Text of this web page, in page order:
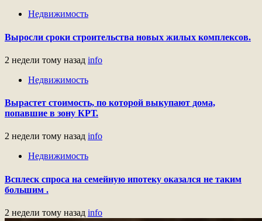
Недвижимость
Выросли сроки строительства новых жилых комплексов.
2 недели тому назад info
Недвижимость
Вырастет стоимость, по которой выкупают дома,
попавшие в зону КРТ.
2 недели тому назад info
Недвижимость
Всплеск спроса на семейную ипотеку оказался не таким
большим .
2 недели тому назад info